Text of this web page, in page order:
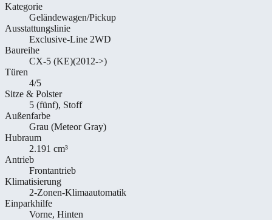
Kategorie
Geländewagen/Pickup
Ausstattungslinie
Exclusive-Line 2WD
Baureihe
CX-5 (KE)(2012->)
Türen
4/5
Sitze & Polster
5 (fünf), Stoff
Außenfarbe
Grau (Meteor Gray)
Hubraum
2.191 cm³
Antrieb
Frontantrieb
Klimatisierung
2-Zonen-Klimaautomatik
Einparkhilfe
Vorne, Hinten